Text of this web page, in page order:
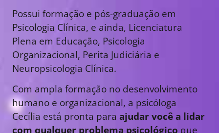
Possui formação e pós-graduação em
Psicologia Clínica, e ainda, Licenciatura
Plena em Educação, Psicologia
Organizacional, Perita Judiciária e
Neuropsicologia Clínica.
Com ampla formação no desenvolvimento
humano e organizacional, a psicóloga
Cecília está pronta para ajudar você a lidar
com qualquer problema psicológico que